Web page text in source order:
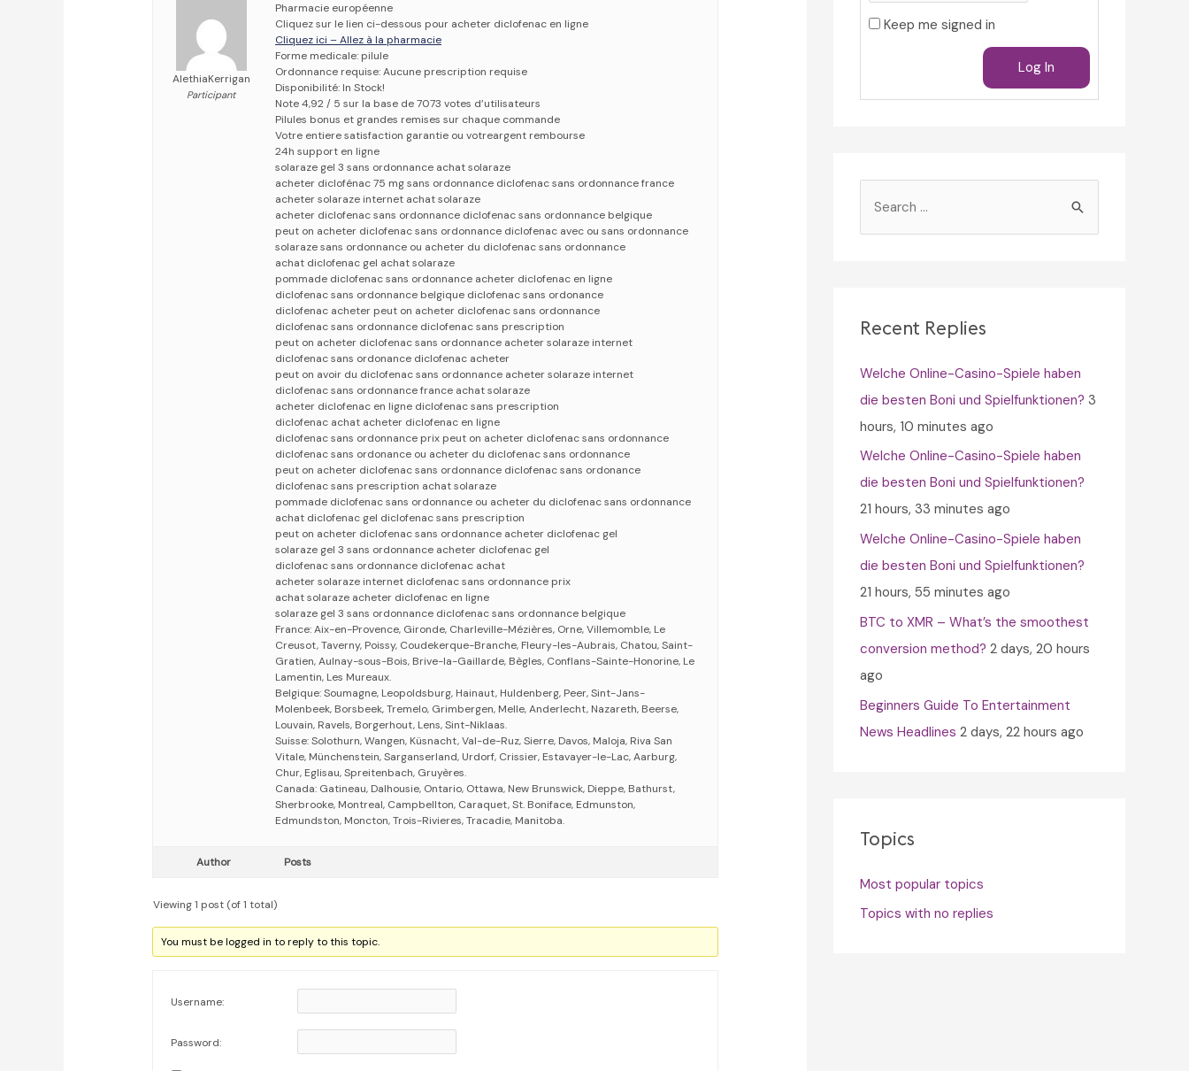
AlethiaKerrigan
Participant
Pharmacie européenne
Cliquez sur le lien ci-dessous pour acheter diclofenac en ligne
Cliquez ici – Allez à la pharmacie
Forme medicale: pilule
Ordonnance requise: Aucune prescription requise
Disponibilité: In Stock!
Note 4,92 / 5 sur la base de 7073 votes d’utilisateurs
Pilules bonus et grandes remises sur chaque commande
Votre entiere satisfaction garantie ou votreargent rembourse
24h support en ligne
solaraze gel 3 sans ordonnance achat solaraze
acheter diclofénac 75 mg sans ordonnance diclofenac sans ordonnance france
acheter solaraze internet achat solaraze
acheter diclofenac sans ordonnance diclofenac sans ordonnance belgique
peut on acheter diclofenac sans ordonnance diclofenac avec ou sans ordonnance
solaraze sans ordonnance ou acheter du diclofenac sans ordonnance
achat diclofenac gel achat solaraze
pommade diclofenac sans ordonnance acheter diclofenac en ligne
diclofenac sans ordonnance belgique diclofenac sans ordonance
diclofenac acheter peut on acheter diclofenac sans ordonnance
diclofenac sans ordonnance diclofenac sans prescription
peut on acheter diclofenac sans ordonnance acheter solaraze internet
diclofenac sans ordonance diclofenac acheter
peut on avoir du diclofenac sans ordonnance acheter solaraze internet
diclofenac sans ordonnance france achat solaraze
acheter diclofenac en ligne diclofenac sans prescription
diclofenac achat acheter diclofenac en ligne
diclofenac sans ordonnance prix peut on acheter diclofenac sans ordonnance
diclofenac sans ordonance ou acheter du diclofenac sans ordonnance
peut on acheter diclofenac sans ordonnance diclofenac sans ordonance
diclofenac sans prescription achat solaraze
pommade diclofenac sans ordonnance ou acheter du diclofenac sans ordonnance
achat diclofenac gel diclofenac sans prescription
peut on acheter diclofenac sans ordonnance acheter diclofenac gel
solaraze gel 3 sans ordonnance acheter diclofenac gel
diclofenac sans ordonnance diclofenac achat
acheter solaraze internet diclofenac sans ordonnance prix
achat solaraze acheter diclofenac en ligne
solaraze gel 3 sans ordonnance diclofenac sans ordonnance belgique
France: Aix-en-Provence, Gironde, Charleville-Mézières, Orne, Villemomble, Le
Creusot, Taverny, Poissy, Coudekerque-Branche, Fleury-les-Aubrais, Chatou, Saint-
Gratien, Aulnay-sous-Bois, Brive-la-Gaillarde, Bègles, Conflans-Sainte-Honorine, Le
Lamentin, Les Mureaux.
Belgique: Soumagne, Leopoldsburg, Hainaut, Huldenberg, Peer, Sint-Jans-
Molenbeek, Borsbeek, Tremelo, Grimbergen, Melle, Anderlecht, Nazareth, Beerse,
Louvain, Ravels, Borgerhout, Lens, Sint-Niklaas.
Suisse: Solothurn, Wangen, Küsnacht, Val-de-Ruz, Sierre, Davos, Maloja, Riva San
Vitale, Münchenstein, Sarganserland, Urdorf, Crissier, Estavayer-le-Lac, Aarburg,
Chur, Eglisau, Spreitenbach, Gruyères.
Canada: Gatineau, Dalhousie, Ontario, Ottawa, New Brunswick, Dieppe, Bathurst,
Sherbrooke, Montreal, Campbellton, Caraquet, St. Boniface, Edmunston,
Edmundston, Moncton, Trois-Rivieres, Tracadie, Manitoba.
Author Posts
Viewing 1 post (of 1 total)
You must be logged in to reply to this topic.
Username:
Password:
Keep me signed in
Log In
h
o
r
:
Recent Replies
Welche Online-Casino-Spiele haben
die besten Boni und Spielfunktionen? 3
hours, 10 minutes ago
Welche Online-Casino-Spiele haben
die besten Boni und Spielfunktionen?
21 hours, 33 minutes ago
Welche Online-Casino-Spiele haben
die besten Boni und Spielfunktionen?
21 hours, 55 minutes ago
BTC to XMR – What’s the smoothest
conversion method? 2 days, 20 hours
ago
Beginners Guide To Entertainment
News Headlines 2 days, 22 hours ago
Topics
Most popular topics
Topics with no replies